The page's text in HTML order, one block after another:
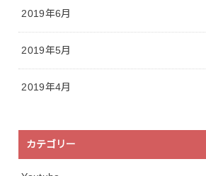
2019年6月
2019年5月
2019年4月
カテゴリー